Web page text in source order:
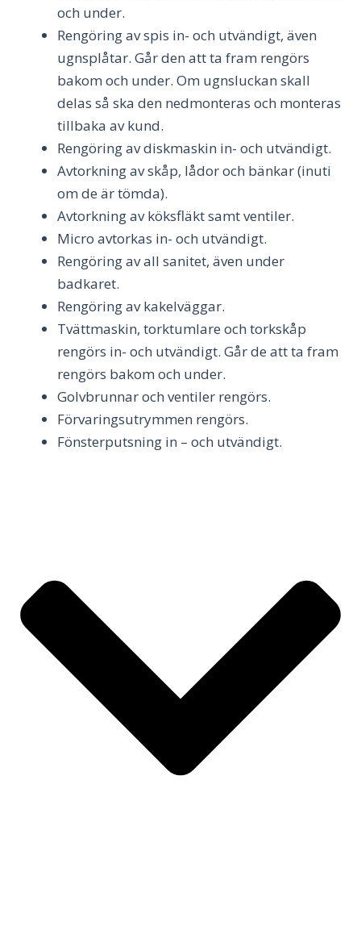
och under.
Rengöring av spis in- och utvändigt, även
ugnsplåtar. Går den att ta fram rengörs
bakom och under. Om ugnsluckan skall
delas så ska den nedmonteras och monteras
tillbaka av kund.
Rengöring av diskmaskin in- och utvändigt.
Avtorkning av skåp, lådor och bänkar (inuti
om de är tömda).
Avtorkning av köksfläkt samt ventiler.
Micro avtorkas in- och utvändigt.
Rengöring av all sanitet, även under
badkaret.
Rengöring av kakelväggar.
Tvättmaskin, torktumlare och torkskåp
rengörs in- och utvändigt. Går de att ta fram
rengörs bakom och under.
Golvbrunnar och ventiler rengörs.
Förvaringsutrymmen rengörs.
Fönsterputsning in – och utvändigt.